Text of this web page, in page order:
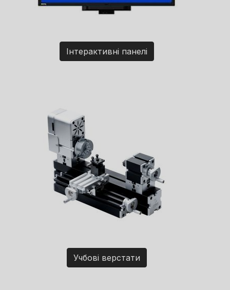
Інтерактивні панелі
Учбові верстати